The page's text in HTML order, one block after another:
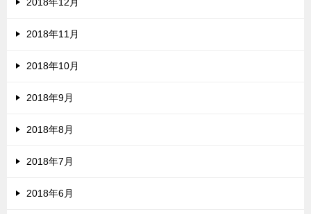
2018年12月
2018年11月
2018年10月
2018年9月
2018年8月
2018年7月
2018年6月